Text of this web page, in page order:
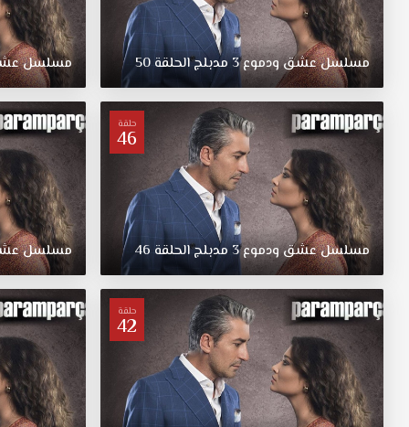
الغنية
ابنة
العائلة
الفقيرة،
والعكس
صحيح
بالنسبة
الفقيرة
وحدث
هذا
الخطأ
بسبب
تشابه
أسماء
العائلتين.
مسلسلعشقودموع3 مدبلجالحلقة50 مسلسل
حلقة
46
مسلسلعشقودموع3 مدبلجالحلقة 46 مسلسل
حلقة
42